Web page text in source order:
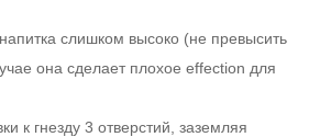
Шанхай
400PCS Гарантия
слишком высоко (не превысить
она сделает плохое effection для
к гнезду 3 отверстий, заземляя